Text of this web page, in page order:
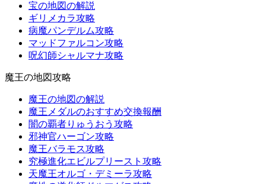
宝の地図の解説
ギリメカラ攻略
病魔パンデルム攻略
マッドファルコン攻略
呪幻師シャルマナ攻略
魔王の地図攻略
魔王の地図の解説
魔王メダルのおすすめ交換報酬
闇の覇者りゅうおう攻略
邪神官ハーゴン攻略
魔王バラモス攻略
究極進化エビルプリースト攻略
天魔王オルゴ・デミーラ攻略